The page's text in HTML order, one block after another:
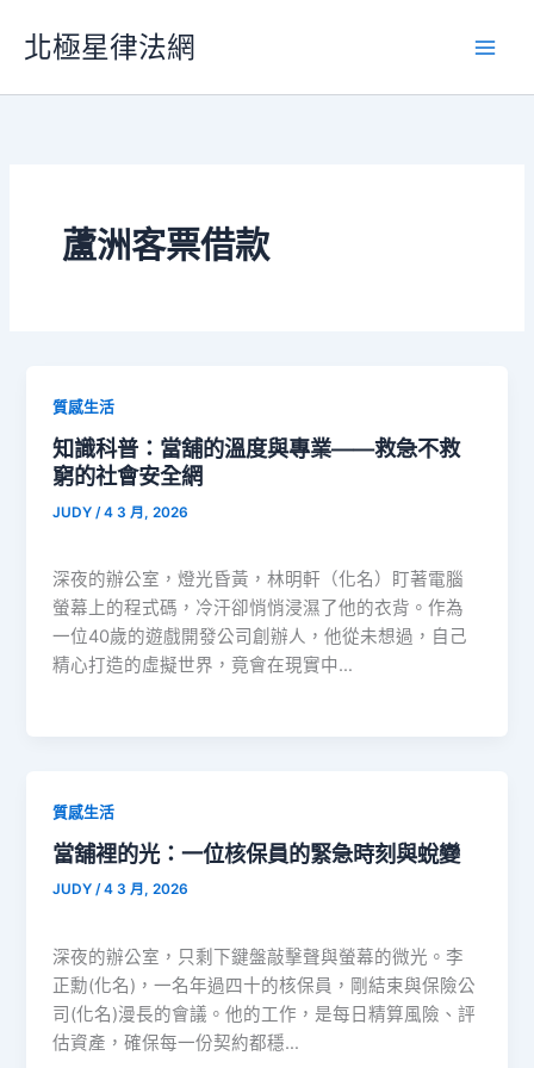
要
北極星律法網
蘆洲客票借款
質感生活
知識科普：當舖的溫度與專業——救急不救
窮的社會安全網
JUDY /4 3 月, 2026
深夜的辦公室，燈光昏黃，林明軒（化名）盯著電腦
螢幕上的程式碼，冷汗卻悄悄浸濕了他的衣背。作為
一位40歲的遊戲開發公司創辦人，他從未想過，自己
精心打造的虛擬世界，竟會在現實中…
質感生活
當舖裡的光：一位核保員的緊急時刻與蛻變
JUDY/4 3 月, 2026
深夜的辦公室，只剩下鍵盤敲擊聲與螢幕的微光。李
正勳(化名)，一名年過四十的核保員，剛結束與保險公
司(化名)漫長的會議。他的工作，是每日精算風險、評
估資產，確保每一份契約都穩…